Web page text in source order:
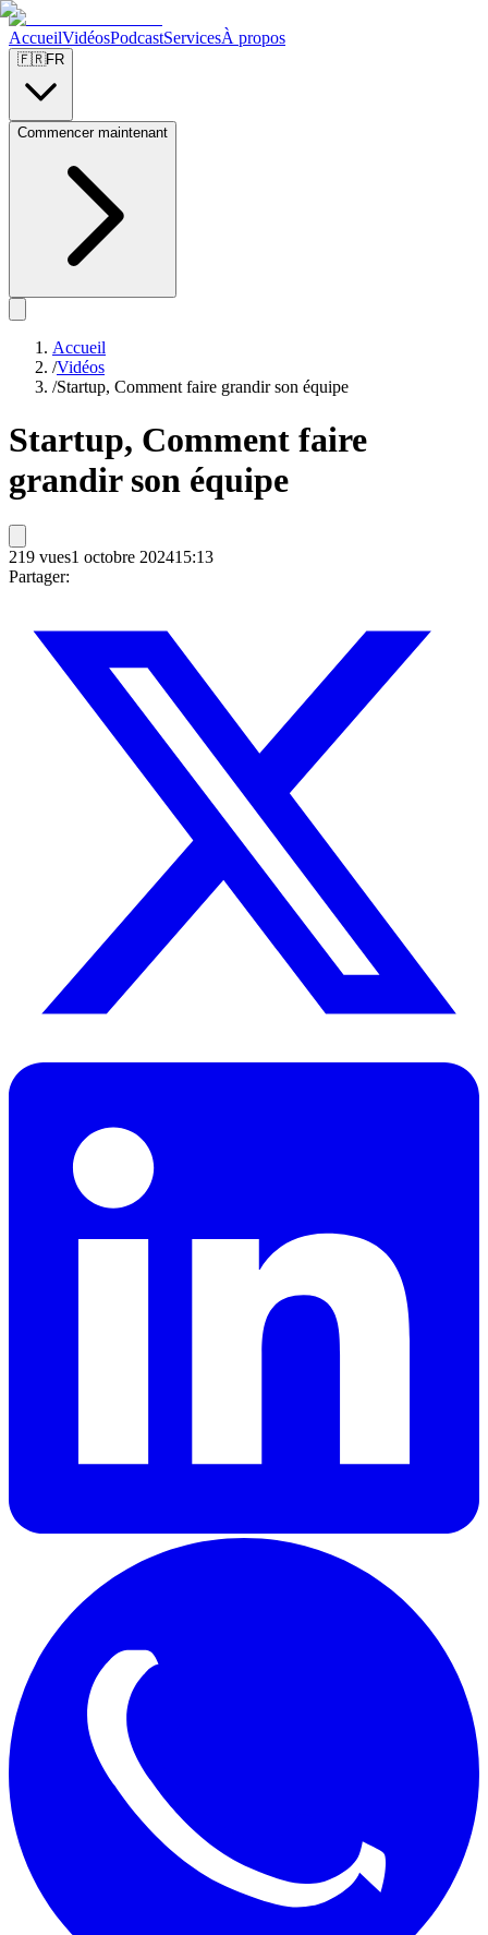
AccueilVidéosPodcastServicesÀ propos
🇫🇷FR
Commencer maintenant
Accueil
/Vidéos
/Startup, Comment faire grandir son équipe
Startup, Comment faire
grandir son équipe
219 vues1 octobre 202415:13
Partager: